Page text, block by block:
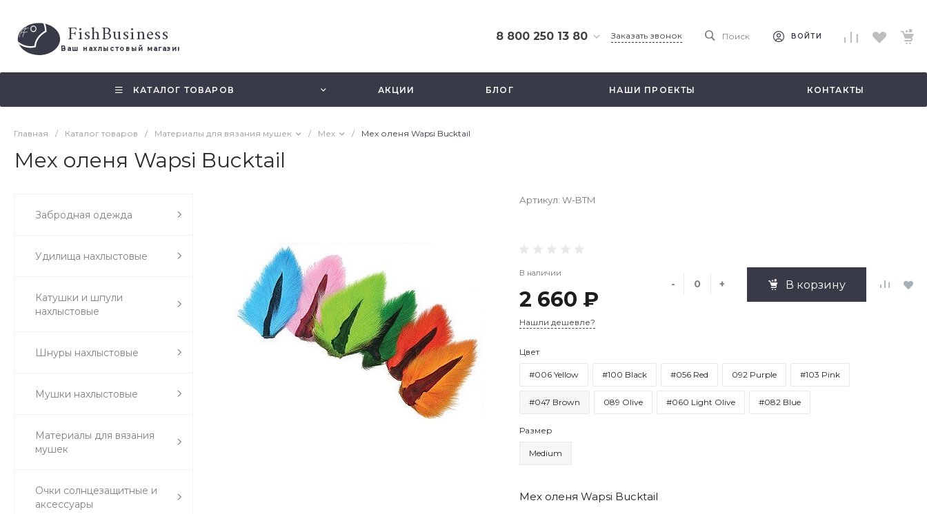
FishBusiness
Ваш нахлыстовый магазин
8 800 250 13 80
ул. Смольная 63б, этаж
2.5
Заказать звонок Поиск ВОЙТИ
КАТАЛОГ ТОВАРОВ АКЦИИ БЛОГ НАШИ ПРОЕКТЫ КОНТАКТЫ
Главная / Каталог товаров / Материалы для вязания мушек / Мех / Мех оленя Wapsi Bucktail
Мех оленя Wapsi Bucktail
Забродная одежда
Удилища нахлыстовые
Катушки и шпули
нахлыстовые
Шнуры нахлыстовые
Мушки нахлыстовые
Материалы для вязания
мушек
Очки солнцезащитные и
аксессуары
Артикул: W-BTM
В наличии
2 660 ₽
- + В корзину
Нашли дешевле?
Цвет
#006 Yellow #100 Black #056 Red 092 Purple #103 Pink
#047 Brown 089 Olive #060 Light Olive #082 Blue
Размер
Medium
Мех оленя Wapsi Bucktail